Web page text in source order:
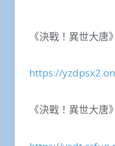
《決戰！異世大唐
https://
《決戰！異世大唐